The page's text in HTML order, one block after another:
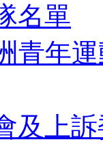
名單
青年
及上